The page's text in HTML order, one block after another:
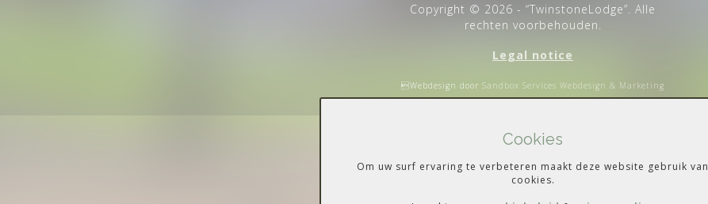
Copyright © 2026 - “TwinstoneLodge”. Alle
rechten voorbehouden.
Legal notice
Webdesign door Sandbox Services Webdesign & Marketing
Cookies
Om uw surf ervaring te verbeteren maakt deze website gebruik van
cookies.